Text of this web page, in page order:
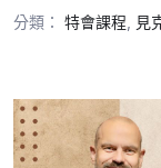
分類： 特會課程 見